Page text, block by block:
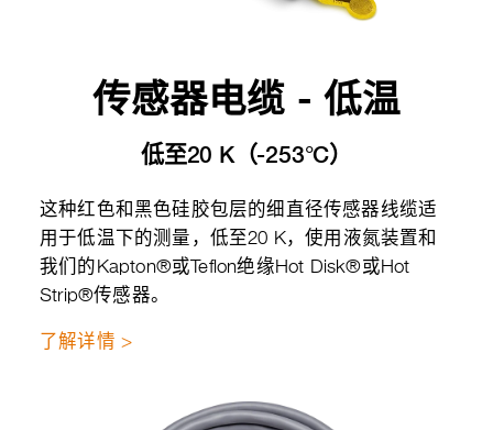
传感器电缆 - 低温
低至20 K（-253°C）
这种红色和黑色硅胶包层的细直径传感器线缆适
用于低温下的测量，低至20 K，使用液氮装置和
我们的Kapton®或Teflon绝缘Hot Disk®或Hot
Strip®传感器。
了解详情 >